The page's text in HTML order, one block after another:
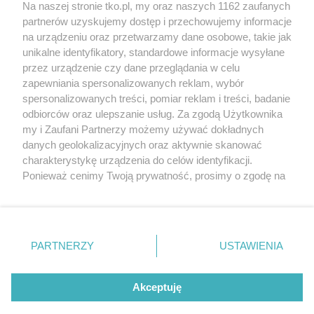
Pokaż więcej
Reklama Tematy Archiwum artykułów
Strona korzysta z plików cookies w celu realizacji usług. Pozostając na niej,
wyrażasz zgodę na ich wykorzystanie. Więcej informacji w polityce
prywatności.
Na naszej stronie tko.pl, my oraz naszych 1162 zaufanych
partnerów uzyskujemy dostęp i przechowujemy informacje
na urządzeniu oraz przetwarzamy dane osobowe, takie jak
unikalne identyfikatory, standardowe informacje wysyłane
przez urządzenie czy dane przeglądania w celu
zapewniania spersonalizowanych reklam, wybór
spersonalizowanych treści, pomiar reklam i treści, badanie
odbiorców oraz ulepszanie usług. Za zgodą Użytkownika
my i Zaufani Partnerzy możemy używać dokładnych
danych geolokalizacyjnych oraz aktywnie skanować
charakterystykę urządzenia do celów identyfikacji.
Ponieważ cenimy Twoją prywatność, prosimy o zgodę na
znajdujący się w lewym dolnym rogu strony
. Niektóre
rodzaje przetwarzania danych nie wymagają zgody
użytkownika, ale masz prawo sprzeciwić się takiemu
przetwarzaniu. Preferencje będą miały zastosowania tylko
na tej witrynie.
PARTNERZY USTAWIENIA
Akceptuję